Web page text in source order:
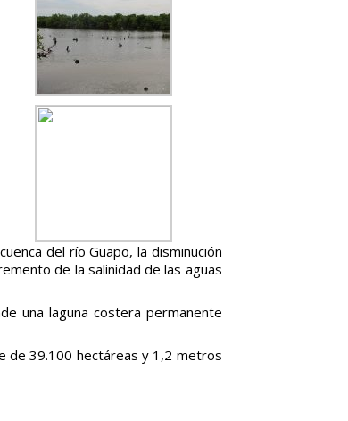
del río Guapo, la disminución
de la salinidad de las aguas
una laguna costera permanente
de 39.100 hectáreas y 1,2 metros